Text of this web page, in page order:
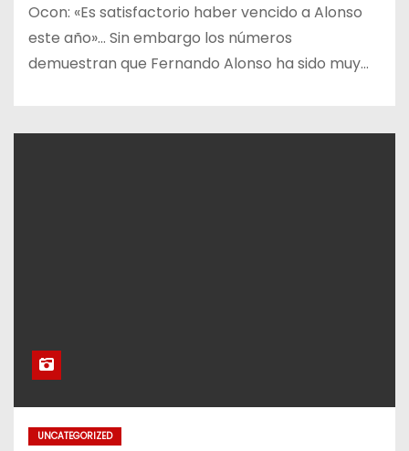
Ocon: «Es satisfactorio haber vencido a Alonso
este año»… Sin embargo los números
demuestran que Fernando Alonso ha sido muy…
UNCATEGORIZED